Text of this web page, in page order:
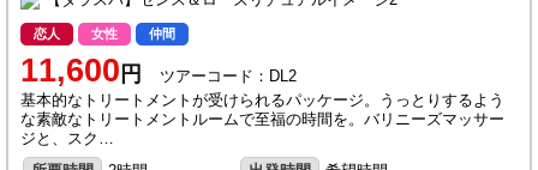
恋人 女性 仲間
11,600 円
ツアーコード：DL2
基本的なトリートメントが受けられるパッケージ。うっとりするよう
な素敵なトリートメントルームで至福の時間を。バリニーズマッサー
ジと、スク…